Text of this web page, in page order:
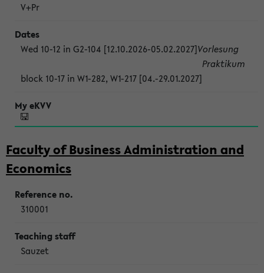
V+Pr
Wed 10-12 in G2-104 [12.10.2026-05.02.2027]Vorlesung
block 10-17 in W1-282, W1-217 [04.-29.01.2027]
Praktikum
Faculty of Business Administration and
Economics
310001
Sauzet